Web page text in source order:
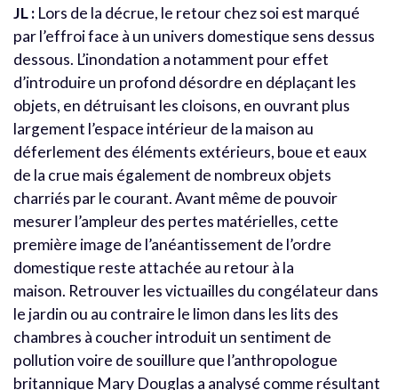
JL: Lors de la décrue, le retour chez soi est marqué
par l’effroi face à un univers domestique sens dessus
dessous. L’inondation a notamment pour effet
d’introduire un profond désordre en déplaçant les
objets, en détruisant les cloisons, en ouvrant plus
largement l’espace intérieur de la maison au
déferlement des éléments extérieurs, boue et eaux
de la crue mais également de nombreux objets
charriés par le courant. Avant même de pouvoir
mesurer l’ampleur des pertes matérielles, cette
première image de l’anéantissement de l’ordre
domestique reste attachée au retour à la
maison. Retrouver les victuailles du congélateur dans
le jardin ou au contraire le limon dans les lits des
chambres à coucher introduit un sentiment de
pollution voire de souillure que l’anthropologue
britannique Mary Douglas a analysé comme résultant